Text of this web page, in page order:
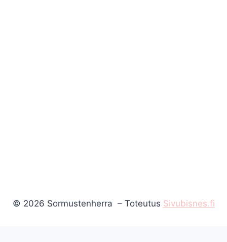
© 2026 Sormustenherra – Toteutus Sivubisnes.fi